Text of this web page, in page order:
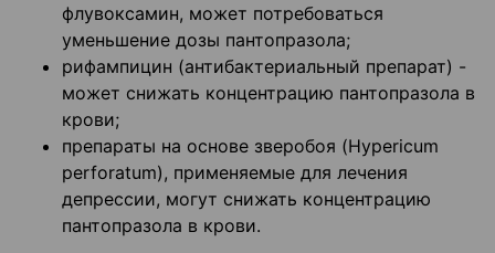
флувоксамин, может потребоваться
уменьшение дозы пантопразола;
рифампицин (антибактериальный препарат) -
может снижать концентрацию пантопразола в
крови;
препараты на основе зверобоя (Hypericum
perforatum), применяемые для лечения
депрессии, могут снижать концентрацию
пантопразола в крови.